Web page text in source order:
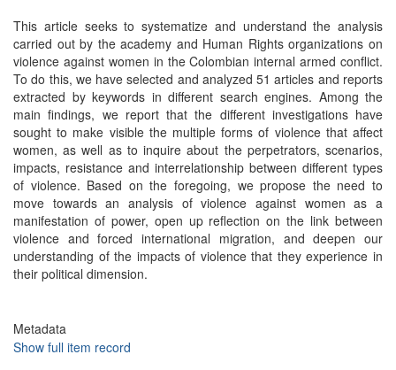
This article seeks to systematize and understand the analysis
carried out by the academy and Human Rights organizations on
violence against women in the Colombian internal armed conflict.
To do this, we have selected and analyzed 51 articles and reports
extracted by keywords in different search engines. Among the
main findings, we report that the different investigations have
sought to make visible the multiple forms of violence that affect
women, as well as to inquire about the perpetrators, scenarios,
impacts, resistance and interrelationship between different types
of violence. Based on the foregoing, we propose the need to
move towards an analysis of violence against women as a
manifestation of power, open up reflection on the link between
violence and forced international migration, and deepen our
understanding of the impacts of violence that they experience in
their political dimension.
Metadata
Show full item record